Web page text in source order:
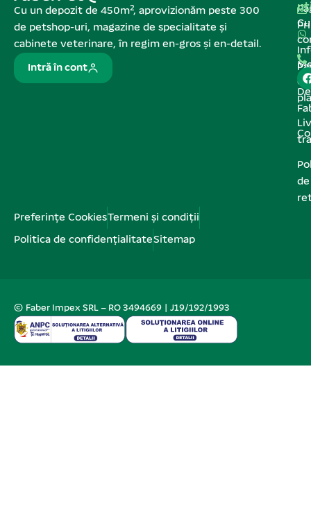
Cu un depozit de 450m², aprovizionăm peste 300
de petshop-uri, magazine de specialitate și
cabinete veterinare, în regim en-gros și en-detail.
Intră în cont
de
de
Preferințe CookiesTermeni și condiții
Politica de confidențialitateSitemap
© Faber Impex SRL – RO 3494669 | J19/192/1993